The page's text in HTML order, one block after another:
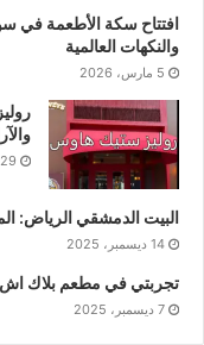
افتتاح سكة الأطعمة في
والنكهات العالمية
5 مارس، 2026
29 ديسمبر، 2025
البيت الدمشقي الرياض:
14 ديسمبر، 2025
تجربتي في مطعم بلاك اش –
7 ديسمبر، 2025